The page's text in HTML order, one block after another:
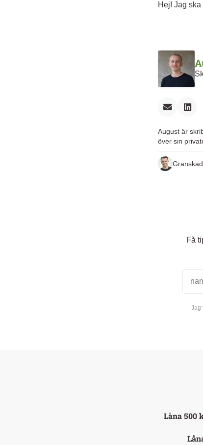
Hej! Jag ska ta ett lån och vill veta vilken långivare som har bäst kundtjänst. Jag vill kunna få hjälp
August är
över sin
Få
Jag
Låna 500